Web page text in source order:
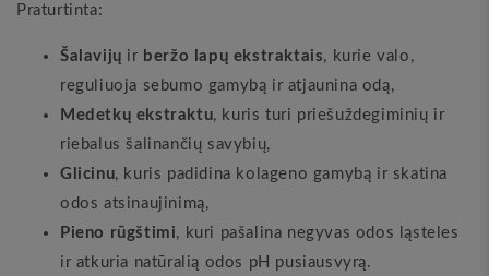
Praturtinta:
Šalavijų ir beržo lapų ekstraktais, kurie valo,
reguliuoja sebumo gamybą ir atjaunina odą,
Medetkų ekstraktu, kuris turi priešuždegiminių ir
riebalus šalinančių savybių,
Glicinu, kuris padidina kolageno gamybą ir skatina
odos atsinaujinimą,
Pieno rūgštimi, kuri pašalina negyvas odos ląsteles
ir atkuria natūralią odos pH pusiausvyrą.